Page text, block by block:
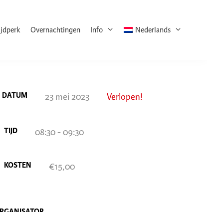
Overnachtingen Info Nederlands
DATUM 23 mei 2023 Verlopen!
TIJD 08:30 - 09:30
KOSTEN €15,00